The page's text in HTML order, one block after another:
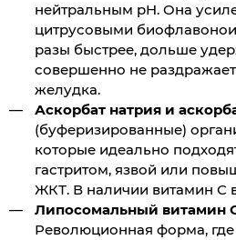
нейтральным pH. Она
цитрусовыми
разы быстрее, дольше
совершенно не
желудка.
Аскорбат натрия и
(буферизированные)
которые идеально
гастритом, язвой или
ЖКТ. В наличии витамин С
Липосомальный витамин
Революционная форма,